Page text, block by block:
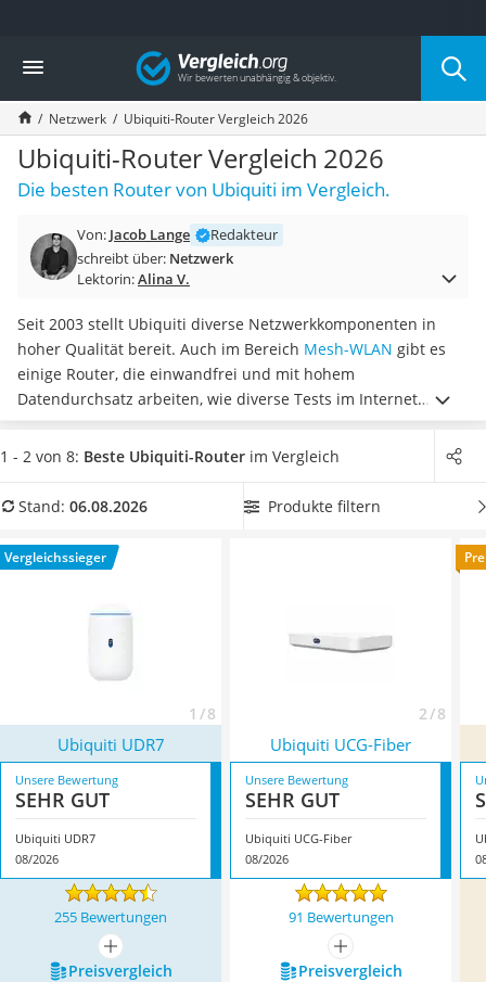
Die beliebtesten Vergleiche nach Kategorie
Elektronik
Powerstation
Monitor 32 Zoll 4K
Fernseher
Drucker
Desktop-PC
Diascanner
Laser-Multifunktionsdrucker
Powerstation mit Solarpanel
Gaming-PC
Soundbar
17-Zoll-Laptop
Satellitenschüssel
Gaming-Headset
Tablets unter 200 Euro
Lichtwecker
Acer Aspire
Vergleich
Netzwerk Ubiquiti-Router Vergleich 2026
Ubiquiti-Router Vergleich 2026
Die besten Router von Ubiquiti im Vergleich.
Von: Jacob Lange
Redakteur
schreibt über: Netzwerk
Lektorin:Alina V.
Seit 2003 stellt Ubiquiti diverse Netzwerkkomponenten in
hoher Qualität bereit. Auch im Bereich Mesh-WLAN gibt es
einige Router, die einwandfrei und mit hohem
Datendurchsatz arbeiten, wie diverse Tests im Internet
zeigen. Die beliebten Router eignen sich für denprivaten
und professionellen Gebrauch. Wählen Sie jetzt einen
Datenübertragungsraten
bietet, um beim Surfen im Internet
August 2026 besonders das Modell
seinen Eigenschaften.
1 - 2 von 8: Beste Ubiquiti-Router im Vergleich
Stand: 06.08.2026 Produkte filtern
Vergleichssieger
1 / 8 2 / 8
Ubiquiti UDR7 Ubiquiti UCG-Fiber
Unsere Bewertung
SEHR GUT
Ubiquiti UDR7
08/2026
Unsere Bewertung
SEHR GUT
Ubiquiti UCG-Fiber
08/2026
255 Bewertungen 91 Bewertungen
mehr anzeigen
mehr anzeigen
Preis­vergleich
Preis­vergleich